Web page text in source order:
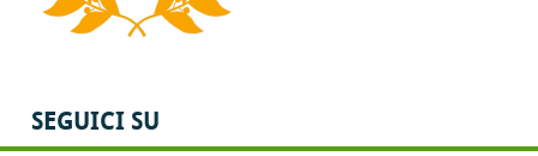
SEGUICI SU